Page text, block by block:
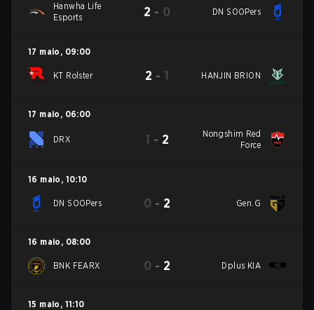
Hanwha Life
Esports
2 - 0 DN SOOPers
17 maio , 09:00
KT Rolster 2 - 1 HANJIN BRION
17 maio , 06:00
DRX 1 - 2
Nongshim Red
Force
16 maio , 10:10
DN SOOPers 0 - 2 Gen.G
16 maio , 08:00
BNK FEARX 0 - 2 Dplus KIA
15 maio , 11:10